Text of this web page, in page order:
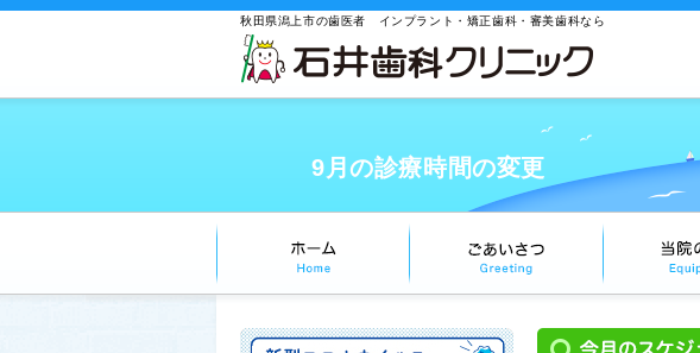
秋田県潟上市の歯医者 インプラント・矯正歯科・審美歯科なら
9月の診療時間の変更